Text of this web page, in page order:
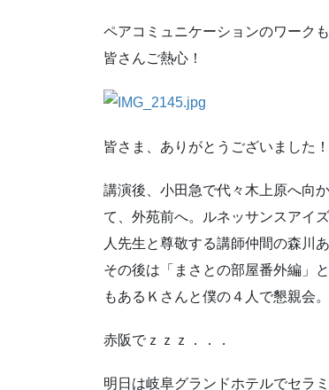
ペアコミュニケーションのワーク
皆さんご熱心！
皆さま、ありがとうございました！
講演後、小田急で代々木上原へ向
て、外苑前へ。ルネッサンスアイ
人先生と尊敬する講師仲間の森川
その後は「まさとの部屋番外編」
もあるＫさんと僕の４人で懇親会
赤阪でｚｚｚ．．．
明日は岐阜グランドホテルでセラ